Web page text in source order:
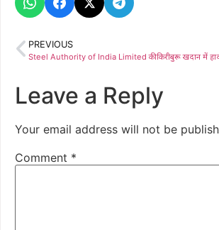
PREVIOUS
Steel Authority of India Limited की किरीबुरू खदान में
Leave a Reply
Your email address will not be
Comment *